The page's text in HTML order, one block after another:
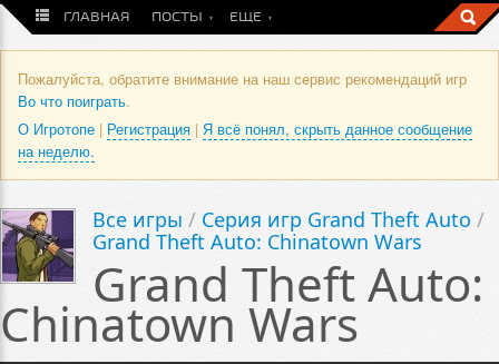
ГЛАВНАЯ ПОСТЫ ЕЩЕ
Пожалуйста, обратите внимание на наш сервис рекомендаций игр
Во что поиграть.
О Игротопе | Регистрация | Я всё понял, скрыть данное сообщение
на неделю.
Все игры / Серия игр Grand Theft Auto /
Grand Theft Auto: Chinatown Wars
Grand Theft Auto:
Chinatown Wars